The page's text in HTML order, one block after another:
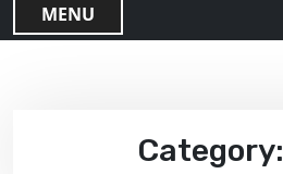
MENU
Category: